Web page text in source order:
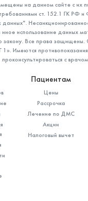
на данном сайте с их
требованиями ст. 152.1 ГК
данных".
иное использование данных
закону. Все права
1». Имеются
проконсультироваться с врачом.
Пациентам
Цены
Рассрочка
Лечение по ДМС
Акции
Налоговый вычет